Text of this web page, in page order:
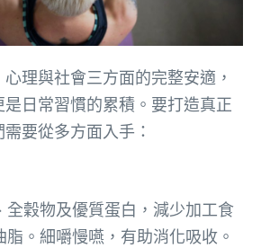
理與社會三方面的完整安適，
日常習慣的累積。要打造真正
要從多方面入手：
全穀物及優質蛋白，減少加工食
。細嚼慢嚥，有助消化吸收。